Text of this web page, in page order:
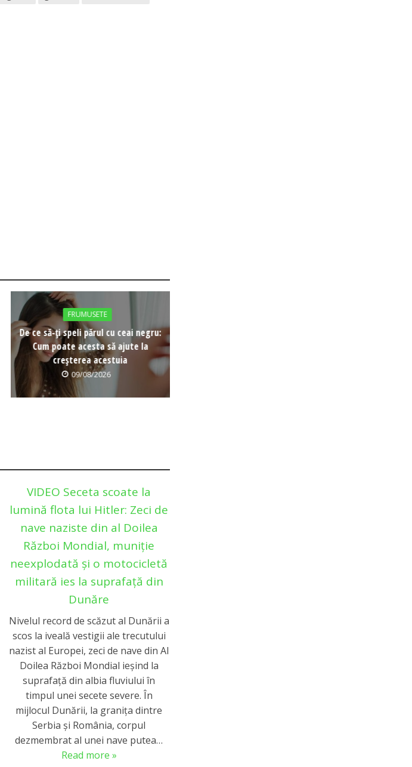
FRUMUSETE
De ce să-ți speli părul cu ceai negru:
Cum poate acesta să ajute la
creșterea acestuia
09/08/2026
VIDEO Seceta scoate la
lumină flota lui Hitler: Zeci de
nave naziste din al Doilea
Război Mondial, muniție
neexplodată și o motocicletă
militară ies la suprafață din
Dunăre
Nivelul record de scăzut al Dunării a
scos la iveală vestigii ale trecutului
nazist al Europei, zeci de nave din Al
Doilea Război Mondial ieşind la
suprafaţă din albia fluviului în
timpul unei secete severe. În
mijlocul Dunării, la graniţa dintre
Serbia şi România, corpul
dezmembrat al unei nave putea…
Read more »